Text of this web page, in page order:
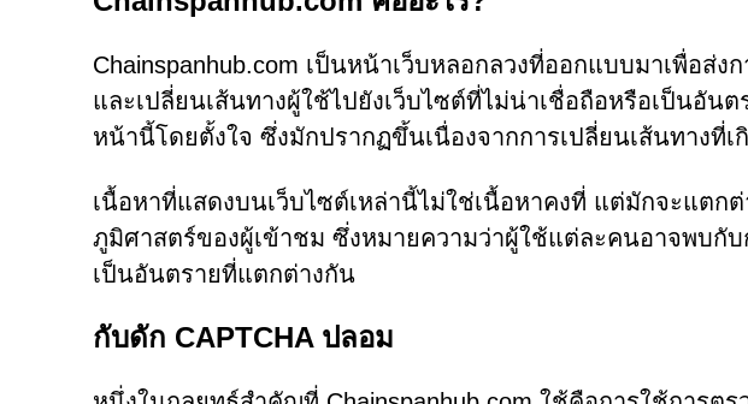
Chainspanhub.com เป็นหน้าเว็บหลอกลวงที่ออกแบบมาเพื่อส่ง
และเปลี่ยนเส้นทางผู้ใช้ไปยังเว็บไซต์ที่ไม่น่าเชื่อถือหรือเป็นอั
หน้านี้โดยตั้งใจ ซึ่งมักปรากฏขึ้นเนื่องจากการเปลี่ยนเส้นทางที่
เนื้อหาที่แสดงบนเว็บไซต์เหล่านี้ไม่ใช่เนื้อหาคงที่ แต่มักจะแตก
ภูมิศาสตร์ของผู้เข้าชม ซึ่งหมายความว่าผู้ใช้แต่ละคนอาจพบกับ
เป็นอันตรายที่แตกต่างกัน
กับดัก CAPTCHA ปลอม